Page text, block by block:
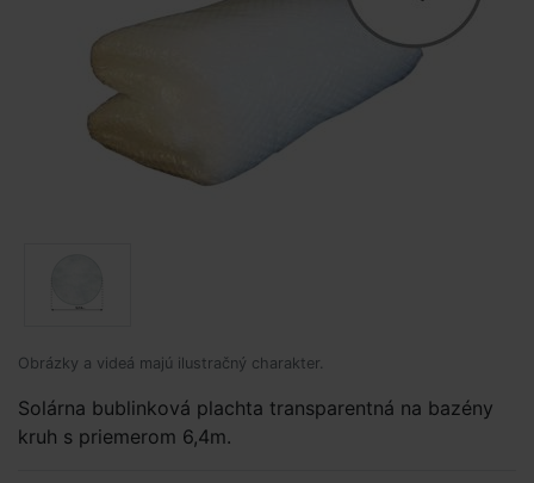
Obrázky a videá majú ilustračný charakter.
Solárna bublinková plachta transparentná na bazény
kruh s priemerom 6,4m.